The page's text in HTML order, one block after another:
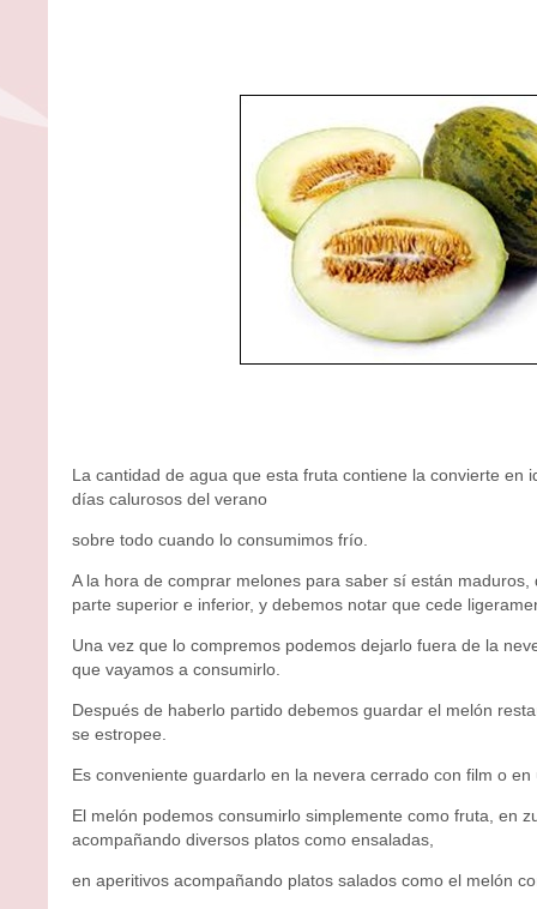
La cantidad de agua que esta fruta contiene la convierte en
días calurosos del verano
sobre todo cuando lo consumimos frío.
A la hora de comprar melones para saber sí están
parte superior e inferior, y debemos notar que cede
Una vez que lo compremos podemos dejarlo fuera de la
que vayamos a consumirlo.
Después de haberlo partido debemos guardar el melón
se estropee.
Es conveniente guardarlo en la nevera cerrado con film o
El melón podemos consumirlo simplemente como fruta, en
acompañando diversos platos como ensaladas,
en aperitivos acompañando platos salados como el melón